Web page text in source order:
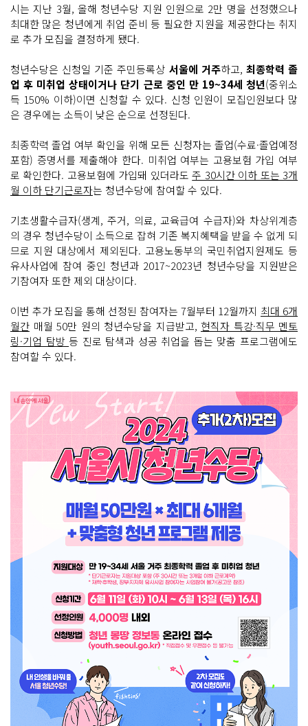
시는 지난 3월, 올해 청년수당 지원 인원으로 2만 명을 선정했으나
최대한 많은 청년에게 취업 준비 등 필요한 지원을 제공한다는 취지
로 추가 모집을 결정하게 됐다.
청년수당은 신청일 기준 주민등록상 서울에 거주하고, 최종학력 졸
업 후 미취업 상태이거나 단기 근로 중인 만 19~34세 청년(중위소
득 150% 이하)이면 신청할 수 있다. 신청 인원이 모집인원보다 많
은 경우에는 소득이 낮은 순으로 선정된다.
최종학력 졸업 여부 확인을 위해 모든 신청자는 졸업(수료·졸업예정
포함) 증명서를 제출해야 한다. 미취업 여부는 고용보험 가입 여부
로 확인한다. 고용보험에 가입돼 있더라도주 30시간 이하 또는 3개
월 이하 단기근로자는 청년수당에 참여할 수 있다.
기초생활수급자(생계, 주거, 의료, 교육급여 수급자)와 차상위계층
의 경우 청년수당이 소득으로 잡혀 기존 복지혜택을 받을 수 없게 되
므로 지원 대상에서 제외된다. 고용노동부의 국민취업지원제도 등
유사사업에 참여 중인 청년과 2017~2023년 청년수당을 지원받은
기참여자 또한 제외 대상이다.
이번 추가 모집을 통해 선정된 참여자는 7월부터 12월까지 최대 6개
월간 매월 50만 원의 청년수당을 지급받고, 현직자 특강·직무 멘토
링·기업 탐방 등 진로 탐색과 성공 취업을 돕는 맞춤 프로그램에도
참여할 수 있다.